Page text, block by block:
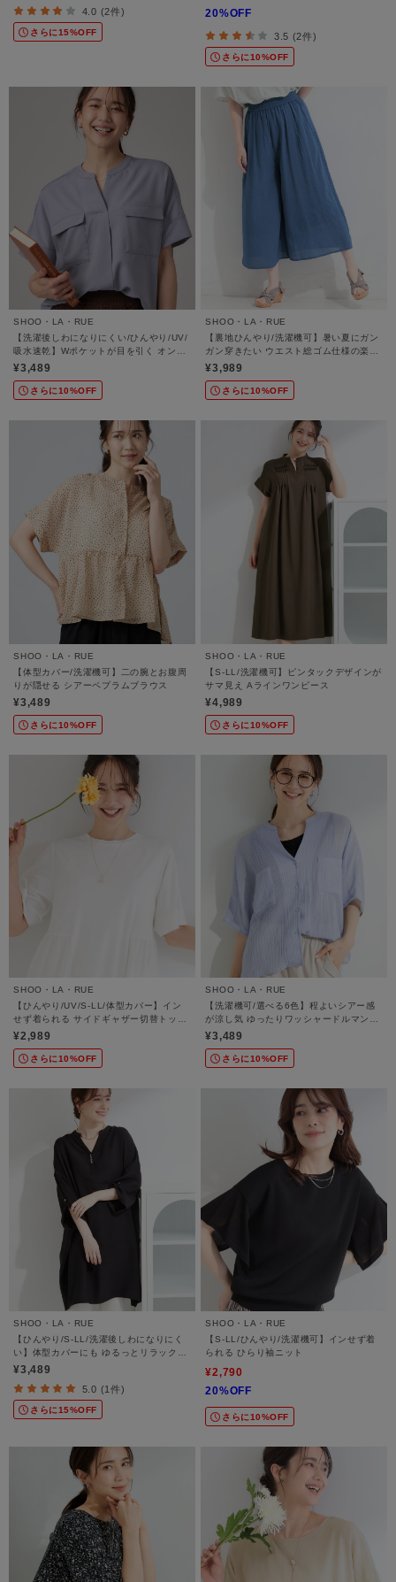
4.0 (2件)
さらに15%OFF
20%OFF
3.5 (2件)
さらに10%OFF
SHOO・LA・RUE
【洗濯後しわになりにくい/ひんやり/UV/
吸水速乾】Wポケットが目を引く オンオ
フ使えるスキッパーブラウス
¥3,489
さらに10%OFF
SHOO・LA・RUE
【裏地ひんやり/洗濯機可】暑い夏にガン
ガン穿きたい ウエスト総ゴム仕様の楽ち
んガウチョパンツ
¥3,989
さらに10%OFF
SHOO・LA・RUE
【体型カバー/洗濯機可】二の腕とお腹周
りが隠せる シアーペプラムブラウス
¥3,489
さらに10%OFF
SHOO・LA・RUE
【S-LL/洗濯機可】ピンタックデザインが
サマ見え Aラインワンピース
¥4,989
さらに10%OFF
SHOO・LA・RUE
【ひんやり/UV/S-LL/体型カバー】イン
せず着られる サイドギャザー切替トップ
ス
¥2,989
さらに10%OFF
SHOO・LA・RUE
【洗濯機可/選べる6色】程よいシアー感
が涼し気 ゆったりワッシャードルマンブ
ラウス
¥3,489
さらに10%OFF
SHOO・LA・RUE
【ひんやり/S-LL/洗濯後しわになりにく
い】体型カバーにも ゆるっとリラックス
チュニック
¥3,489
5.0 (1件)
さらに15%OFF
SHOO・LA・RUE
【S-LL/ひんやり/洗濯機可】インせず着
られる ひらり袖ニット
¥2,790
20%OFF
さらに10%OFF